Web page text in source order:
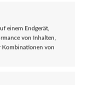
einem Endgerät,
von Inhalten,
Kombinationen von